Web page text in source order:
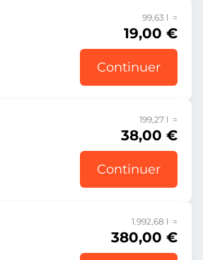
99,63 l =
19,00 €
Continuer
199,27 l =
38,00 €
Continuer
1.992,68 l =
380,00 €